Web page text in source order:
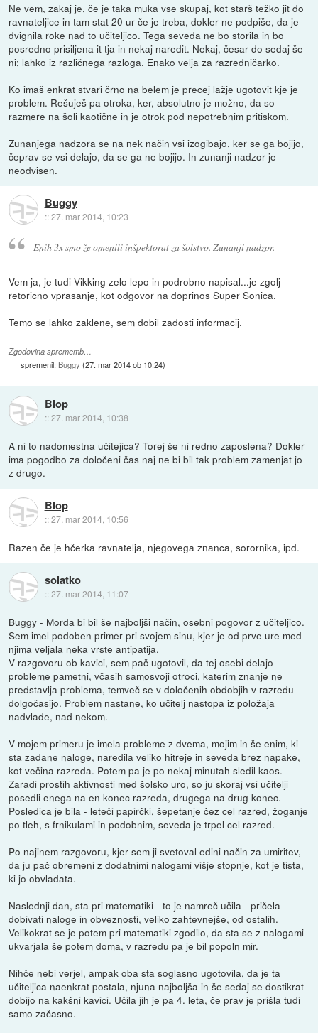
Ne vem, zakaj je, če je taka muka vse skupaj, kot starš težko jit do
ravnateljice in tam stat 20 ur če je treba, dokler ne podpiše, da je
dvignila roke nad to učiteljico. Tega seveda ne bo storila in bo
posredno prisiljena it tja in nekaj naredit. Nekaj, česar do sedaj še
ni; lahko iz različnega razloga. Enako velja za razredničarko.
Ko imaš enkrat stvari črno na belem je precej lažje ugotovit kje je
problem. Rešuješ pa otroka, ker, absolutno je možno, da so
razmere na šoli kaotične in je otrok pod nepotrebnim pritiskom.
Zunanjega nadzora se na nek način vsi izogibajo, ker se ga bojijo,
čeprav se vsi delajo, da se ga ne bojijo. In zunanji nadzor je
neodvisen.
Buggy
::27. mar 2014, 10:23
Enih 3x smo že omenili inšpektorat za šolstvo. Zunanji nadzor.
Vem ja, je tudi Vikking zelo lepo in podrobno napisal...je zgolj
retoricno vprasanje, kot odgovor na doprinos Super Sonica.
Temo se lahko zaklene, sem dobil zadosti informacij.
Zgodovina sprememb…
spremenil: Buggy (27. mar 2014 ob 10:24)
Blop
::27. mar 2014, 10:38
A ni to nadomestna učitejica? Torej še ni redno zaposlena? Dokler
ima pogodbo za določeni čas naj ne bi bil tak problem zamenjat jo
z drugo.
Blop
::27. mar 2014, 10:56
Razen če je hčerka ravnatelja, njegovega znanca, sorornika, ipd.
solatko
::27. mar 2014, 11:07
Buggy - Morda bi bil še najboljši način, osebni pogovor z učiteljico.
Sem imel podoben primer pri svojem sinu, kjer je od prve ure med
njima veljala neka vrste antipatija.
V razgovoru ob kavici, sem pač ugotovil, da tej osebi delajo
probleme pametni, včasih samosvoji otroci, katerim znanje ne
predstavlja problema, temveč se v določenih obdobjih v razredu
dolgočasijo. Problem nastane, ko učitelj nastopa iz položaja
nadvlade, nad nekom.
V mojem primeru je imela probleme z dvema, mojim in še enim, ki
sta zadane naloge, naredila veliko hitreje in seveda brez napake,
kot večina razreda. Potem pa je po nekaj minutah sledil kaos.
Zaradi prostih aktivnosti med šolsko uro, so ju skoraj vsi učitelji
posedli enega na en konec razreda, drugega na drug konec.
Posledica je bila - leteči papirčki, šepetanje čez cel razred, žoganje
po tleh, s frnikulami in podobnim, seveda je trpel cel razred.
Po najinem razgovoru, kjer sem ji svetoval edini način za umiritev,
da ju pač obremeni z dodatnimi nalogami višje stopnje, kot je tista,
ki jo obvladata.
Naslednji dan, sta pri matematiki - to je namreč učila - pričela
dobivati naloge in obveznosti, veliko zahtevnejše, od ostalih.
Velikokrat se je potem pri matematiki zgodilo, da sta se z nalogami
ukvarjala še potem doma, v razredu pa je bil popoln mir.
Nihče nebi verjel, ampak oba sta soglasno ugotovila, da je ta
učiteljica naenkrat postala, njuna najboljša in še sedaj se dostikrat
dobijo na kakšni kavici. Učila jih je pa 4. leta, če prav je prišla tudi
samo začasno.